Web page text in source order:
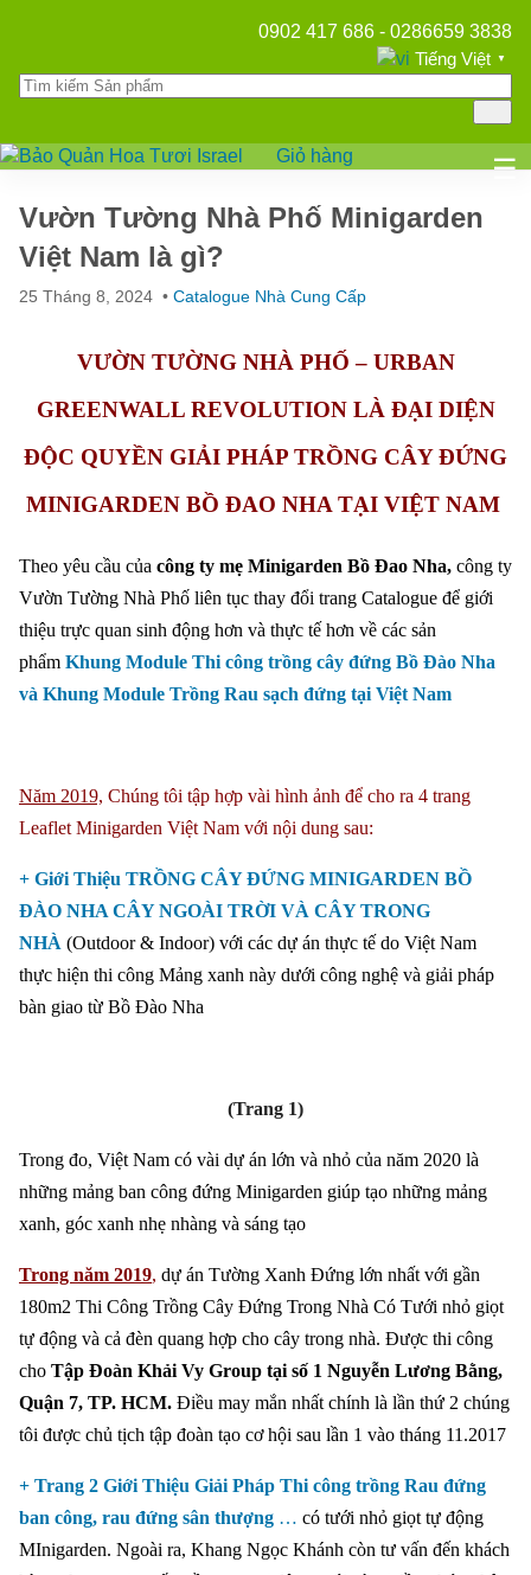
0902 417 686 - 0286659 3838
Tiếng Việt
▼
☰
Giỏ hàng
Vườn Tường Nhà Phố Minigarden
Việt Nam là gì?
25 Tháng 8, 2024 • Catalogue Nhà Cung Cấp
VƯỜN TƯỜNG NHÀ PHỐ – URBAN
GREENWALL REVOLUTION LÀ ĐẠI DIỆN
ĐỘC QUYỀN GIẢI PHÁP TRỒNG CÂY ĐỨNG
MINIGARDEN BỒ ĐAO NHA TẠI VIỆT NAM
Theo yêu cầu của công ty mẹ Minigarden Bồ Đao Nha, công ty
Vườn Tường Nhà Phố liên tục thay đổi trang Catalogue để giới
thiệu trực quan sinh động hơn và thực tế hơn về các sản
phẩm Khung Module Thi công trồng cây đứng Bồ Đào Nha
và Khung Module Trồng Rau sạch đứng tại Việt Nam
Năm 2019, Chúng tôi tập hợp vài hình ảnh để cho ra 4 trang
Leaflet Minigarden Việt Nam với nội dung sau:
+ Giới Thiệu TRỒNG CÂY ĐỨNG MINIGARDEN BỒ
ĐÀO NHA CÂY NGOÀI TRỜI VÀ CÂY TRONG
NHÀ (Outdoor & Indoor) với các dự án thực tế do Việt Nam
thực hiện thi công Mảng xanh này dưới công nghệ và giải pháp
bàn giao từ Bồ Đào Nha
(Trang 1)
Trong đo, Việt Nam có vài dự án lớn và nhỏ của năm 2020 là
những mảng ban công đứng Minigarden giúp tạo những mảng
xanh, góc xanh nhẹ nhàng và sáng tạo
Trong năm 2019, dự án Tường Xanh Đứng lớn nhất với gần
180m2 Thi Công Trồng Cây Đứng Trong Nhà Có Tưới nhỏ giọt
tự động và cả đèn quang hợp cho cây trong nhà. Được thi công
cho Tập Đoàn Khải Vy Group tại số 1 Nguyễn Lương Bằng,
Quận 7, TP. HCM. Điều may mắn nhất chính là lần thứ 2 chúng
tôi được chủ tịch tập đoàn tạo cơ hội sau lần 1 vào tháng 11.2017
+ Trang 2 Giới Thiệu Giải Pháp Thi công trồng Rau đứng
ban công, rau đứng sân thượng … có tưới nhỏ giọt tự động
MInigarden. Ngoài ra, Khang Ngọc Khánh còn tư vấn đến khách